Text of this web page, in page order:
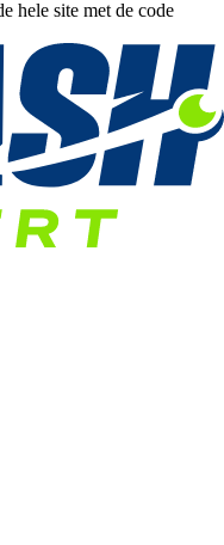
hele site met de code